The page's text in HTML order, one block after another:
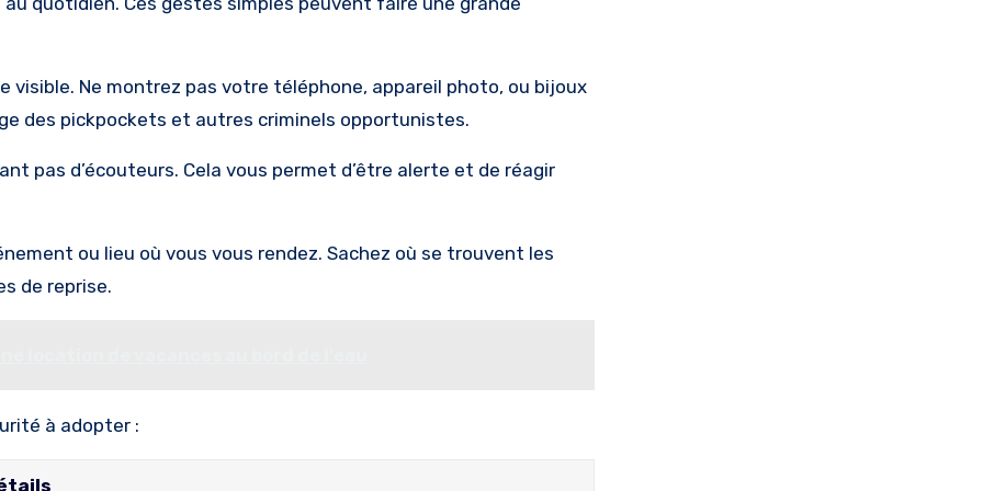
visible. Ne montrez pas votre téléphone, appareil photo, ou bijoux
des pickpockets et autres criminels opportunistes.
pas d’écouteurs. Cela vous permet d’être alerte et de réagir
ou lieu où vous vous rendez. Sachez où se trouvent les
de reprise.
à adopter :